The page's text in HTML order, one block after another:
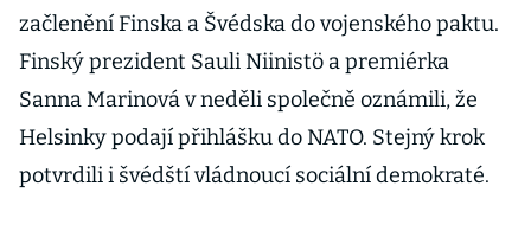
začlenění Finska a Švédska do vojenského paktu.
Finský prezident Sauli Niinistö a premiérka
Sanna Marinová v neděli společně oznámili, že
Helsinky podají přihlášku do NATO. Stejný krok
potvrdili i švédští vládnoucí sociální demokraté.